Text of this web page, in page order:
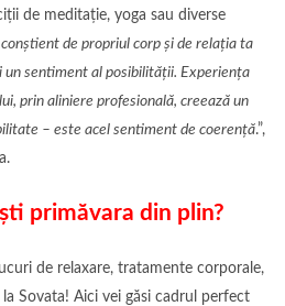
de meditație, yoga sau diverse
de propriul corp și de relația ta
un sentiment al posibilității. Experiența
prin aliniere profesională, creează un
– este acel sentiment de coerență.”,
primăvara din plin?
de relaxare, tratamente corporale,
Sovata! Aici vei găsi cadrul perfect